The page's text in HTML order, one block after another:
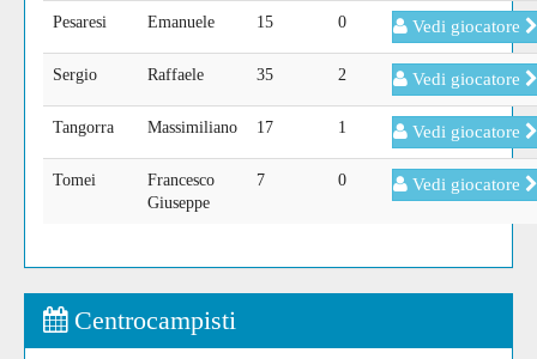
Pesaresi Emanuele 15 0 Vedi giocatore
Sergio Raffaele 35 2 Vedi giocatore
Tangorra Massimiliano 17 1 Vedi giocatore
Tomei
Francesco
Giuseppe
7 0 Vedi giocatore
Centrocampisti